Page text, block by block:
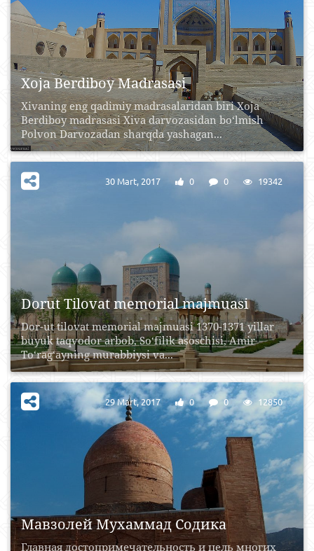
Xoja Berdiboy Madrasasi
Xivaning eng qadimiy madrasalaridan biri Xoja
Berdiboy madrasasi Xiva darvozasidan bo‘lmish
Polvon Darvozadan sharqda yashagan...
Dorut Tilovat memorial majmuasi
Dor-ut tilovat memorial majmuasi 1370-1371 yillar
buyuk taqvodor arbob, So‘filik asoschisi, Amir
To‘rag‘ayning murabbiysi va...
30 Mart, 2017 0 0 19342
Мавзолей Мухаммад Содика
Главная достопримечательность и цель многих
29 Mart, 2017 0 0 12850